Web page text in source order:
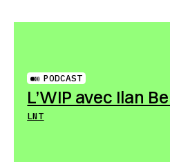
PODCAST
L’WIP avec Ilan
LNT